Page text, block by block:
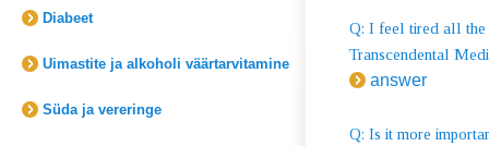
Diabeet
Uimastite ja alkoholi väärtarvitamine
Süda ja vereringe
Q: I feel tired all the
Transcendental
answer
Q: Is it more